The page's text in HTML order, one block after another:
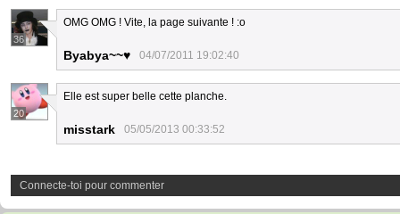
36
OMG OMG ! Vite, la page suivante ! :o
Byabya~~♥ 04/07/2011 19:02:40
20
Elle est super belle cette planche.
misstark 05/05/2013 00:33:52
Connecte-toi pour commenter